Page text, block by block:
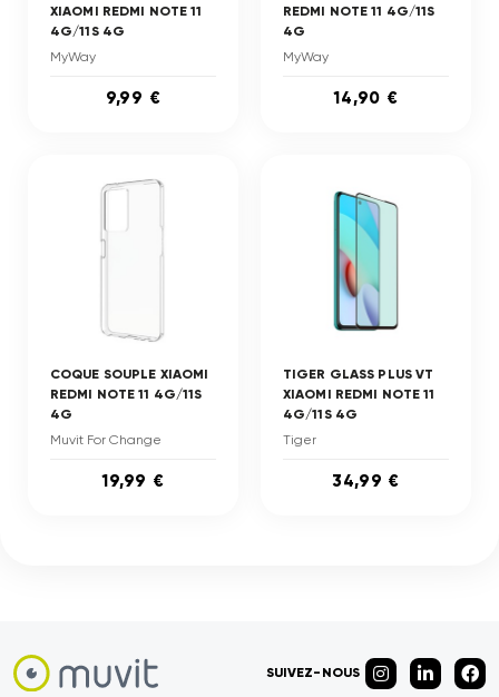
XIAOMI REDMI NOTE 11
4G/11S 4G
MyWay
9,99 €
REDMI NOTE 11 4G/11S
4G
MyWay
14,90 €
COQUE SOUPLE XIAOMI
REDMI NOTE 11 4G/11S
4G
Muvit For Change
19,99 €
TIGER GLASS PLUS VT
XIAOMI REDMI NOTE 11
4G/11S 4G
Tiger
34,99 €
SUIVEZ-NOUS